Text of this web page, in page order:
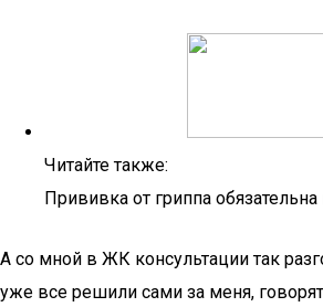
Читайте также:
Прививка от гриппа обязательна
А со мной в ЖК консультации так
уже все решили сами за меня,